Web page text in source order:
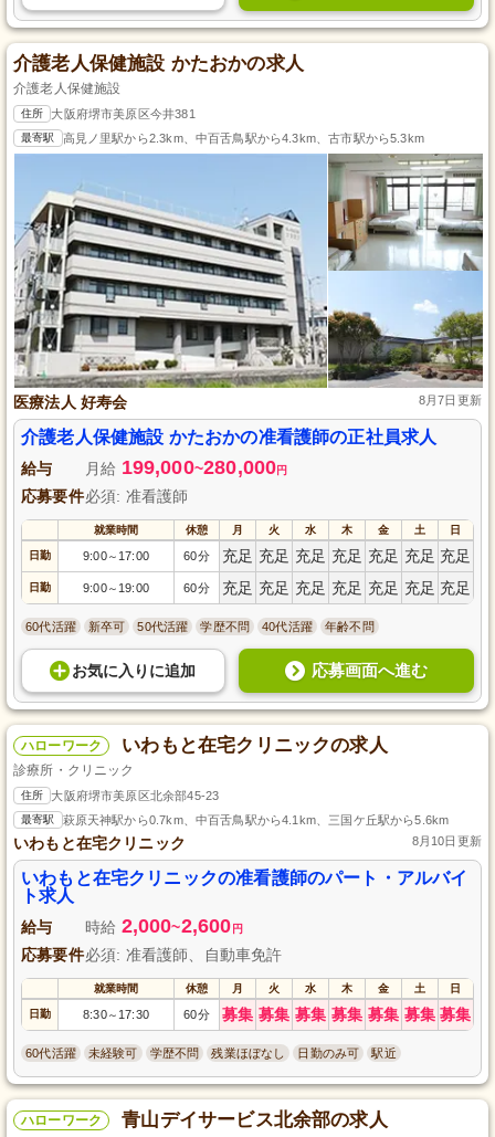
介護老人保健施設 かたおかの求人
介護老人保健施設
住所 大阪府堺市美原区今井381
最寄駅 高見ノ里駅から2.3km、中百舌鳥駅から4.3km、古市駅から5.3km
医療法人 好寿会 8月7日更新
介護老人保健施設 かたおかの准看護師の正社員求人
給与 月給 199,000~280,000円
応募要件必須: 准看護師
就業時間 休憩 月 火 水 木 金 土 日
日勤 9:00～ 17:00 60分 充足 充足 充足 充足 充足 充足 充足
日勤 9:00～ 19:00 60分 充足 充足 充足 充足 充足 充足 充足
60代活躍 新卒可 50代活躍 学歴不問 40代活躍 年齢不問
お気に入り に追加 応募画面へ進む
ハローワーク いわもと在宅クリニックの求人
診療所・クリニック
住所 大阪府堺市美原区北余部45-23
最寄駅 萩原天神駅から0.7km、中百舌鳥駅から4.1km、三国ケ丘駅から5.6km
いわもと在宅クリニック 8月10日更新
いわもと在宅クリニックの准看護師のパート・アルバイ
ト求人
給与 時給 2,000~2,600 円
応募要件必須: 准看護師、自動車免許
就業時間 休憩 月 火 水 木 金 土 日
日勤 8:30～ 17:30 60分 募集 募集 募集 募集 募集 募集 募集
60代活躍 未経験可 学歴不問 残業ほぼなし 日勤のみ可 駅近
ハローワーク 青山デイサービス北余部の求人